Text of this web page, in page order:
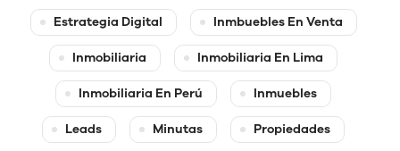
Estrategia Digital Inmbuebles En Venta
Inmobiliaria Inmobiliaria En Lima
Inmobiliaria En Perú Inmuebles
Leads Minutas Propiedades